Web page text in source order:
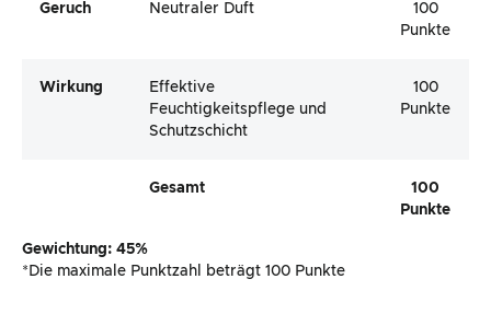
Geruch Neutraler Duft
100
Punkte
Wirkung
Effektive
Feuchtigkeitspflege und
Schutzschicht
100
Punkte
Gesamt
100
Punkte
Gewichtung: 45%
*Die maximale Punktzahl beträgt 100 Punkte